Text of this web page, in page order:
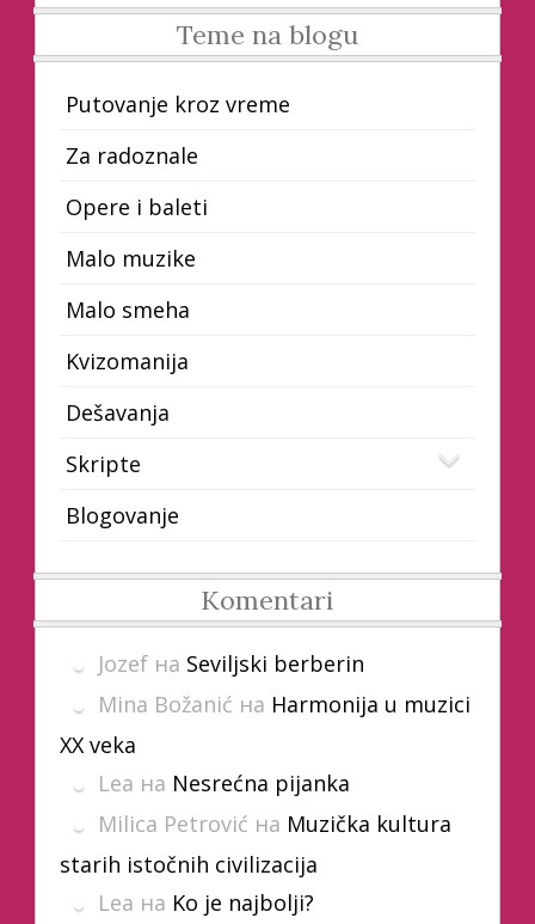
Teme na blogu
Putovanje kroz vreme
Za radoznale
Opere i baleti
Malo muzike
Malo smeha
Kvizomanija
Dešavanja
Skripte
Blogovanje
Komentari
Jozefна Seviljski berberin
Mina Božanić на Harmonija u muzici
XX veka
Lea на Nesrećna pijanka
Milica Petrović на Muzička kultura
starih istočnih civilizacija
Lea на Ko je najbolji?